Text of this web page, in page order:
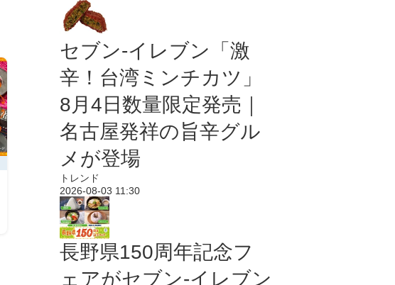
セブン-イレブン「激
辛！台湾ミンチカツ」
8月4日数量限定発売｜
名古屋発祥の旨辛グル
メが登場
トレンド
2026-08-03 11:30
長野県150周年記念フ
ェアがセブン-イレブン